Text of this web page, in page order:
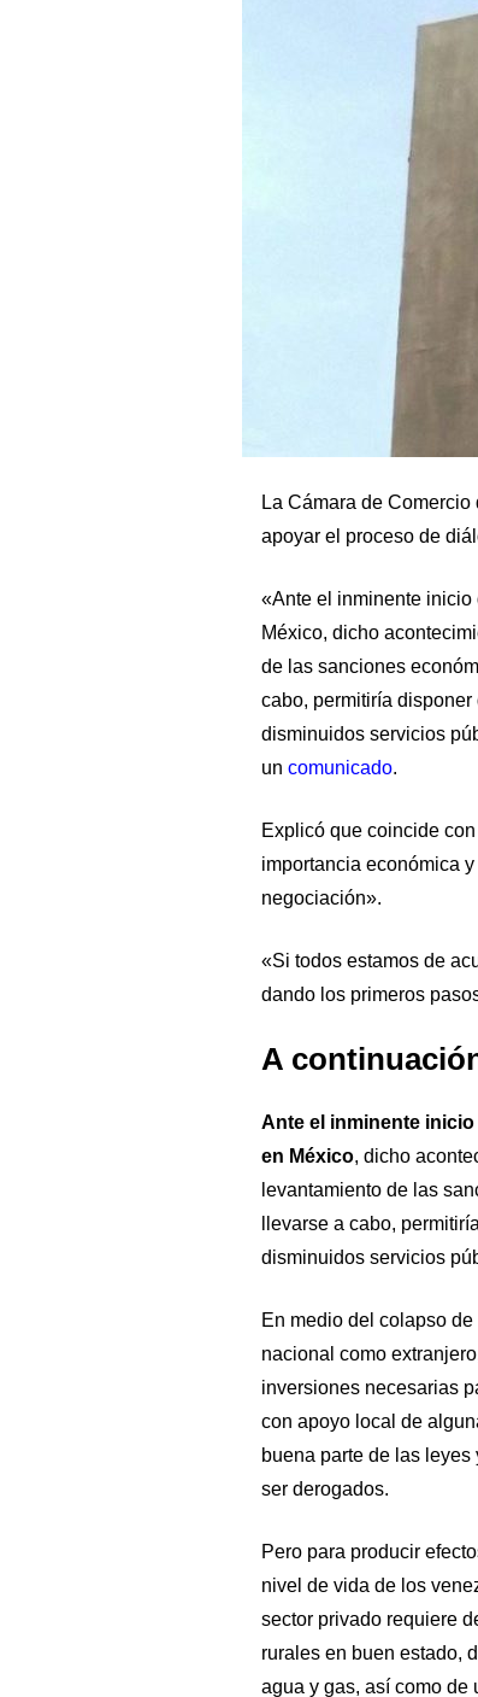
La Cámara de Comercio
apoyar el proceso de
«Ante el inminente
México, dicho
de las sanciones
cabo, permitiría
disminuidos servicios
un comunicado.
Explicó que coincide
importancia económica
negociación».
«Si todos estamos de
dando los primeros
A
Ante el inminente
en México, dicho
levantamiento de las
llevarse a cabo,
disminuidos servicios
En medio del colapso
nacional como
inversiones necesarias
con apoyo local de
buena parte de las
ser derogados.
Pero para producir
nivel de vida de los
sector privado requiere
rurales en buen estado,
agua y gas, así como de